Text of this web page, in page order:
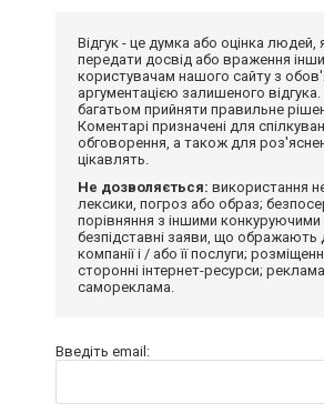
Відгук - це думка або оцінка людей,
передати досвід або враження
користувачам нашого сайту з
аргументацією залишеного
багатьом прийняти правильне
Коментарі призначені для
обговорення, а також для
цікавлять.
Не дозволяється: використання
лексики, погроз або образ;
порівняння з іншими конкуруючими
безпідставні заяви, що ображають
компанії і / або її послуги;
сторонні інтернет-ресурси;
самореклама.
Введіть email: